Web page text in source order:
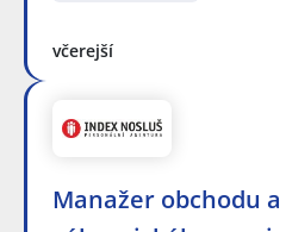
včerejší
Manažer obchodu a